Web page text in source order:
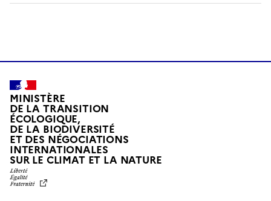
MINISTÈRE
DE LA TRANSITION
ÉCOLOGIQUE,
DE LA BIODIVERSITÉ
ET DES NÉGOCIATIONS
INTERNATIONALES
SUR LE CLIMAT ET LA NATUREL